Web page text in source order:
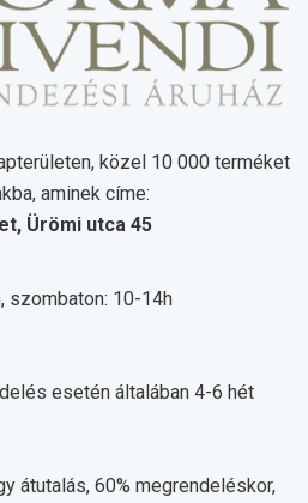
közel 10 000 terméket
aminek címe:
Ürömi utca 45
szombaton: 10-14h
esetén általában 4-6 hét
átutalás, 60% megrendeléskor,